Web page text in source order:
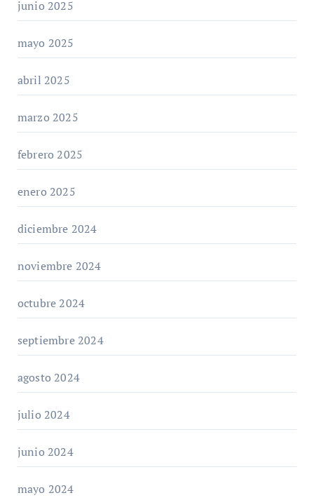
junio 2025
mayo 2025
abril 2025
marzo 2025
febrero 2025
enero 2025
diciembre 2024
noviembre 2024
octubre 2024
septiembre 2024
agosto 2024
julio 2024
junio 2024
mayo 2024